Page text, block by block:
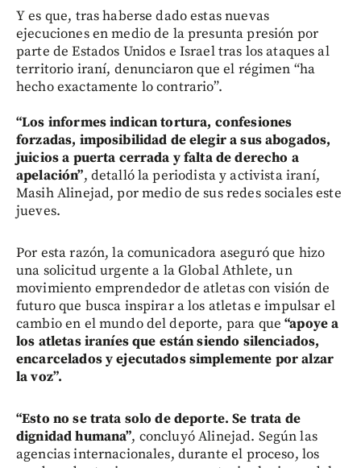
Y es que, tras haberse dado estas nuevas
ejecuciones en medio de la presunta presión por
parte de Estados Unidos e Israel tras los ataques al
territorio iraní, denunciaron que el régimen “ha
hecho exactamente lo contrario”.
“Los informes indican tortura, confesiones
forzadas, imposibilidad de elegir a sus abogados,
juicios a puerta cerrada y falta de derecho a
apelación”, detalló la periodista y activista iraní,
Masih Alinejad, por medio de sus redes sociales este
jueves.
Por esta razón, la comunicadora aseguró que hizo
una solicitud urgente a la Global Athlete, un
movimiento emprendedor de atletas con visión de
futuro que busca inspirar a los atletas e impulsar el
cambio en el mundo del deporte, para que“apoye a
los atletas iraníes que están siendo silenciados,
encarcelados y ejecutados simplemente por alzar
la voz”.
“Esto no se trata solo de deporte. Se trata de
dignidad humana”, concluyó Alinejad. Según las
agencias internacionales, durante el proceso, los